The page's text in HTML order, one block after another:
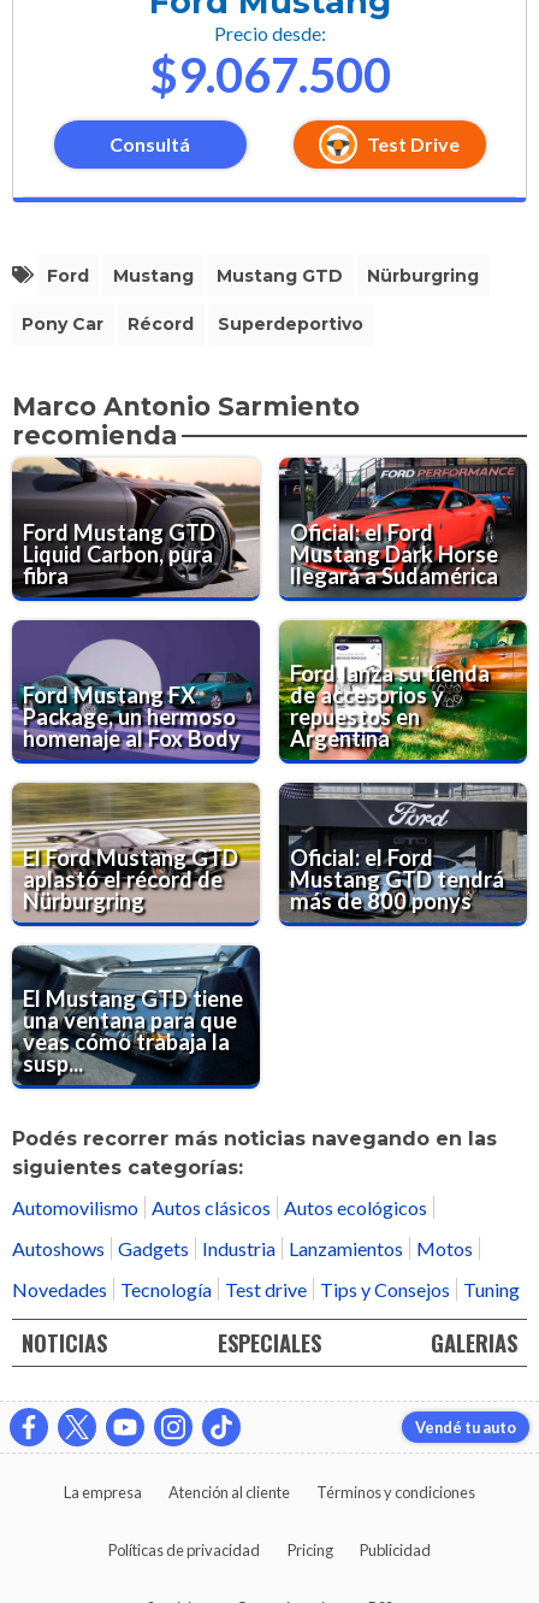
Precio desde:
$9.067.500
Consultá Test Drive
Ford Mustang Mustang GTD Nürburgring
Pony Car Récord Superdeportivo
Marco Antonio Sarmiento
recomienda
Ford Mustang GTD
Liquid Carbon, pura
fibra
Oficial: el Ford
Mustang Dark Horse
llegará a Sudamérica
Ford Mustang FX
Package, un hermoso
homenaje al Fox Body
Ford lanza su tienda
de accesorios y
repuestos en
Argentina
El Ford Mustang GTD
aplastó el récord de
Nürburgring
Oficial: el Ford
Mustang GTD tendrá
más de 800 ponys
El Mustang GTD tiene
una ventana para que
veas cómo trabaja la
susp...
Podés recorrer más noticias navegando en las
siguientes categorías:
Automovilismo Autos clásicos
Autos ecológicos
Autoshows
Gadgets Industria Lanzamientos
Motos
Novedades
Tecnología Test drive Tips y Consejos Tuning
NOTICIAS ESPECIALES GALERIAS
Vendé tu auto
La empresa Atención al cliente Términos y condiciones
Políticas de privacidad Pricing Publicidad